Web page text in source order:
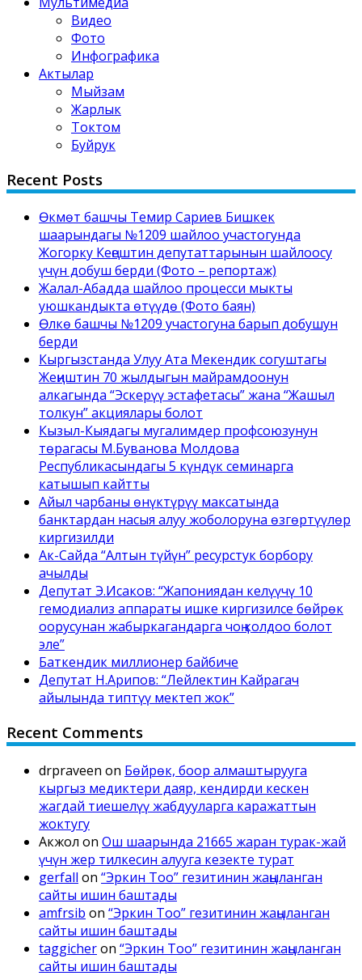
Видео
Фото
Инфографика
Актылар
Мыйзам
Жарлык
Токтом
Буйрук
Recent Posts
Өкмөт башчы Темир Сариев Бишкек
шаарындагы №1209 шайлоо участогунда
Жогорку Кеңештин депутаттарынын шайлоосу
үчүн добуш берди (Фото – репортаж)
Жалал-Абадда шайлоо процесси мыкты
уюшкандыкта өтүүдө (Фото баян)
Өлкө башчы №1209 участогуна барып добушун
берди
Кыргызстанда Улуу Ата Мекендик согуштагы
Жеңиштин 70 жылдыгын майрамдоонун
алкагында “Эскерүү эстафетасы” жана “Жашыл
толкун” акциялары болот
Кызыл-Кыядагы мугалимдер профсоюзунун
төрагасы М.Буванова Молдова
Республикасындагы 5 күндүк семинарга
катышып кайтты
Айыл чарбаны өнүктүрүү максатында
банктардан насыя алуу жоболоруна өзгөртүүлөр
киргизилди
Ак-Сайда “Алтын түйүн” ресурстук борбору
ачылды
Депутат Э.Исаков: “Жапониядан келүүчү 10
гемодиализ аппараты ишке киргизилсе бөйрөк
оорусунан жабыркагандарга чоң колдоо болот
эле”
Баткендик миллионер байбиче
Депутат Н.Арипов: “Лейлектин Кайрагач
айылында типтүү мектеп жок”
Recent Comments
drpraveen on Бөйрөк, боор алмаштырууга
кыргыз медиктери даяр, кендирди кескен
жагдай тиешелүү жабдууларга каражаттын
жоктугу
Акжол on Ош шаарында 21665 жаран турак-жай
үчүн жер тилкесин алууга кезекте турат
gerfall on “Эркин Тоо” гезитинин жаңыланган
сайты ишин баштады
amfrsib on “Эркин Тоо” гезитинин жаңыланган
сайты ишин баштады
taggicheron “Эркин Тоо” гезитинин жаңыланган
сайты ишин баштады